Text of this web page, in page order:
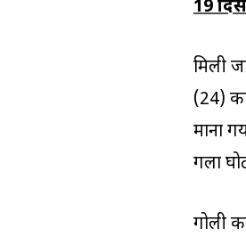
19
मिली
(24)
माना
गला
गोली